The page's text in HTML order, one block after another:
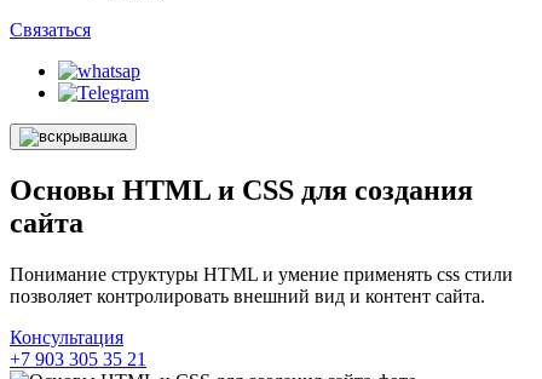
Связаться
Основы HTML и CSS для создания
сайта
Понимание структуры HTML и умение применять css стили
позволяет контролировать внешний вид и контент сайта.
Консультация
+7 903 305 35 21